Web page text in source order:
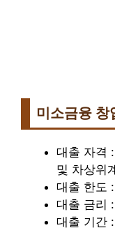
미소금융 창
대출 자격
및 차상위
대출 한도
대출 금리
대출 기간